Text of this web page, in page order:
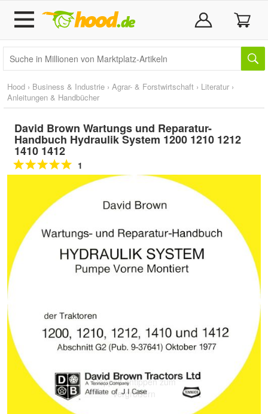
Hood › Business & Industrie › Agrar- & Forstwirtschaft › Literatur ›
Anleitungen & Handbücher
David Brown Wartungs und Reparatur-
Handbuch Hydraulik System 1200 1210 1212
1410 1412
1
Doppelt antippen zum
vergrößern